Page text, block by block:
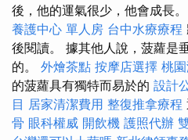
後，他的運氣很少，他會成長。
養護中心 單人房 台中水療療程
後閱讀。 據其他人說，菠蘿是
的。 外燴茶點 按摩店選擇 桃
的菠蘿具有獨特而易於的 設計
目 居家清潔費用 整復推拿療程
骨 眼科權威 開飲機 護照代辦